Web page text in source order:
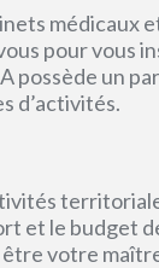
médicaux
pour vous
possède un
d’activités.
et le budget
votre